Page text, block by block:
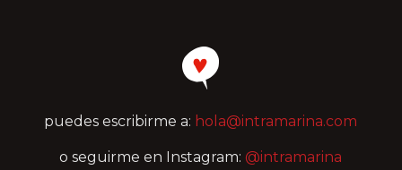
puedes escribirme a: hola@intramarina.com
o seguirme en Instagram:@intramarina